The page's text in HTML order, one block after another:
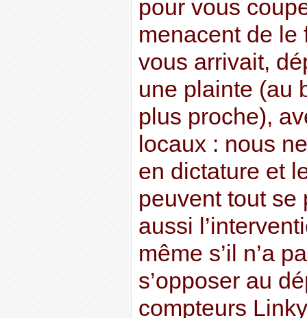
pour vous
menacent de le
vous arrivait,
une plainte (au
plus proche),
locaux : nous
en dictature et
peuvent tout se
aussi
même s’il n’a
s’opposer au
compteurs